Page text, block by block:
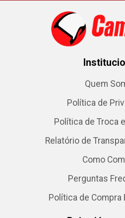
Quem
Política de
Política de Troca
Relatório de
Como
Perguntas
Política de Compra